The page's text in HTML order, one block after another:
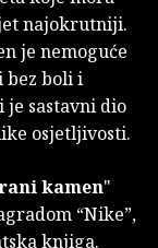
najokrutniji.
je nemoguće
bez boli i
sastavni dio
osjetljivosti.
kamen"
“Nike”,
knjiga.